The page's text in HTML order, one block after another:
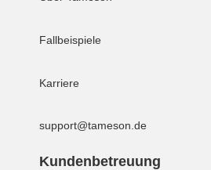
Fallbeispiele
Karriere
support@tameson.de
Kundenbetreuung